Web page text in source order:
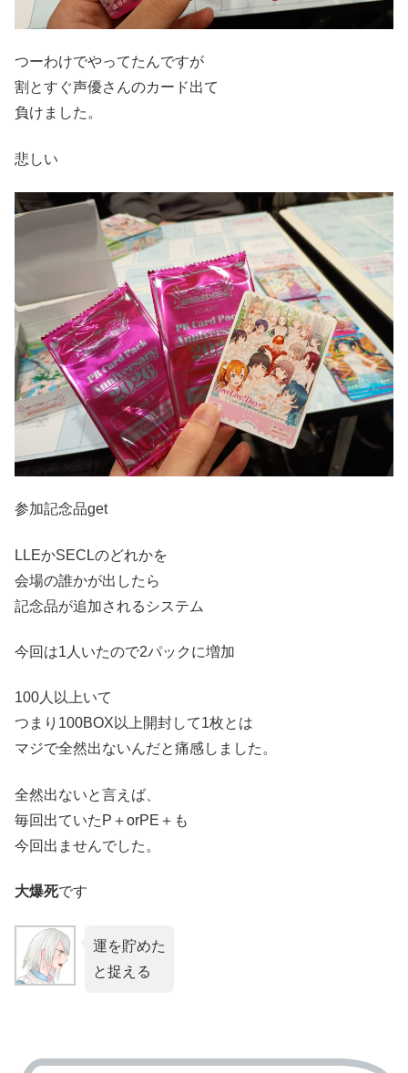
つーわけでやってたんですが
割とすぐ声優さんのカード出て
負けました。
悲しい
参加記念品get
LLEかSECLのどれかを
会場の誰かが出したら
記念品が追加されるシステム
今回は1人いたので2パックに増加
100人以上いて
つまり100BOX以上開封して1枚とは
マジで全然出ないんだと痛感しました。
全然出ないと言えば、
毎回出ていたP＋orPE＋も
今回出ませんでした。
大爆死です
運を貯めた
と捉える